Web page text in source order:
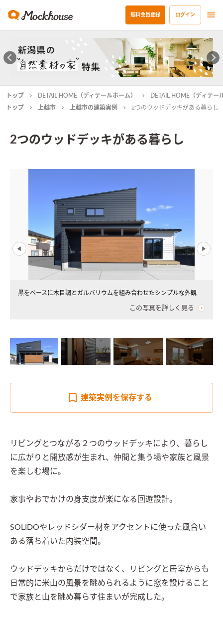
無料会員登録 ログイン
トップ DETAIL HOME（ディテールホーム）
DETAIL HOME（ディテ
トップ
上越市 上越市の建築実例 2つのウッドデッキがある暮らし
2つのウッドデッキがある暮らし
黒をベースに木目調とガルバリウムを組み合わせたシンプルな外観
この写真を詳しく見る
建築実例を保存する
リビングとつながる２つのウッドデッキにより、暮らし
に広がりと開放感が生まれ、仲間と集う場や家族と風景
を楽しむ場に。
家事やおでかけの身支度が楽になる回遊設計。
SOLIDOやレッドシダー材をアクセントに使った風合い
ある落ち着いた内装空間。
ウッドデッキからだけではなく、リビングと居室からも
日常的に米山の風景を眺められるように窓を設けること
で家族と山を眺め暮らす住まいが完成した。